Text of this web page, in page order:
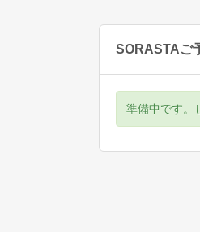
SORASTAご
準備中です。